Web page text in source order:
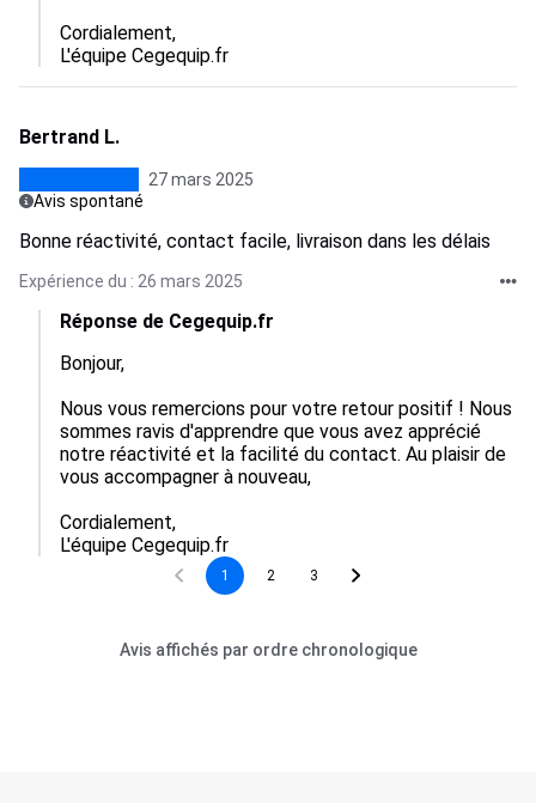
Cordialement,
L'équipe Cegequip.fr
Bertrand L.
27 mars 2025
Avis spontané
Bonne réactivité, contact facile, livraison dans les délais
Expérience du : 26 mars 2025
Réponse de Cegequip.fr
Bonjour,
Nous vous remercions pour votre retour positif ! Nous
sommes ravis d'apprendre que vous avez apprécié
notre réactivité et la facilité du contact. Au plaisir de
vous accompagner à nouveau,
Cordialement,
L'équipe Cegequip.fr
1 2 3
Avis affichés par ordre chronologique